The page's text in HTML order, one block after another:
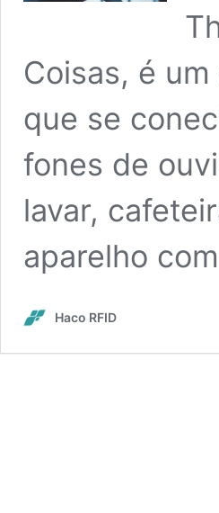
Coisas, é
que se
fones de
lavar,
aparelho
Haco RFID